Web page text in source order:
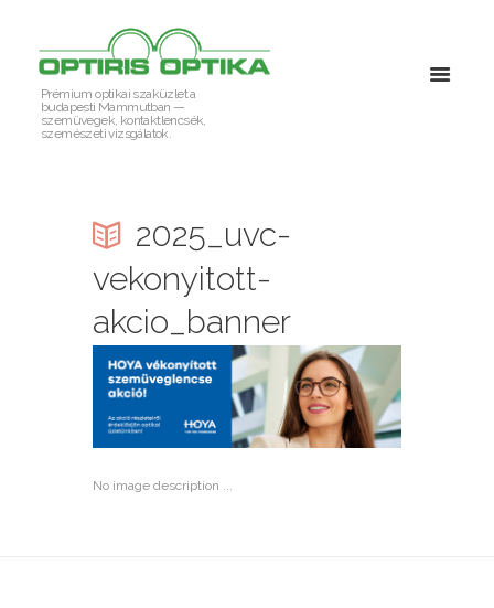
Prémium optikai szaküzlet a
budapesti Mammutban —
szemüvegek, kontaktlencsék,
szemészeti vizsgálatok.
2025_uvc-
vekonyitott-
akcio_banner
No image description ...